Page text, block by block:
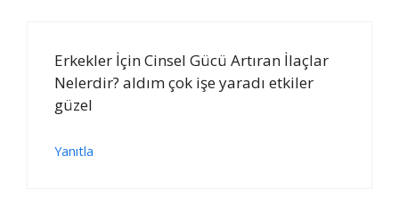
Erkekler İçin Cinsel Gücü Artıran İlaçlar
Nelerdir? aldım çok işe yaradı etkiler
güzel
Yanıtla